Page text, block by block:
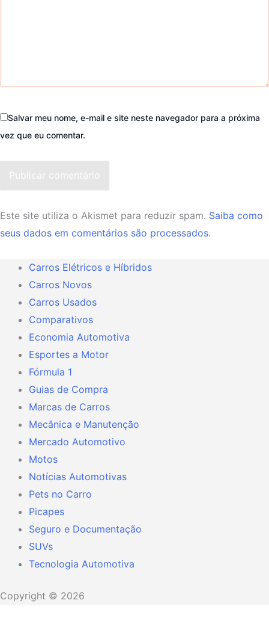
Salvar meu nome, e-mail e site neste navegador para a próxima
vez que eu comentar.
Publicar comentário
Este site utiliza o Akismet para reduzir spam. Saiba como
seus dados em comentários são processados.
Carros Elétricos e Híbridos
Carros Novos
Carros Usados
Comparativos
Economia Automotiva
Esportes a Motor
Fórmula 1
Guias de Compra
Marcas de Carros
Mecânica e Manutenção
Mercado Automotivo
Motos
Notícias Automotivas
Pets no Carro
Picapes
Seguro e Documentação
SUVs
Tecnologia Automotiva
Copyright © 2026